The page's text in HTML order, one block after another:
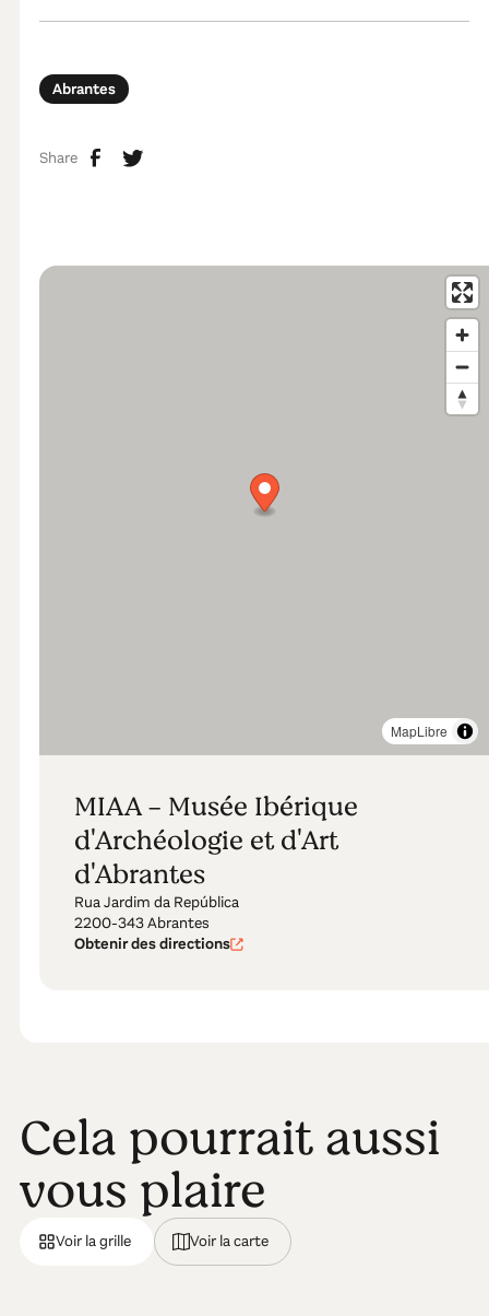
Abrantes
Share
MIAA - Musée Ibérique
d'Archéologie et d'Art
d'Abrantes
Rua Jardim da República
2200-343 Abrantes
Obtenir des directions
MapLibre
Cela pourrait aussi
vous plaire
Voir la grille Voir la carte